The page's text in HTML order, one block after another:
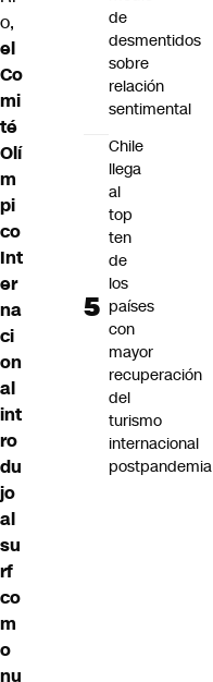
o,
el
Co
mi
té
Olí
m
pi
co
Int
er
na
ci
on
al
int
ro
du
jo
al
su
rf
co
m
o
nu
de
desmentidos
sobre
relación
sentimental
Chile
llega
al
top
ten
de
los
países
con
mayor
recuperación
del
turismo
internacional
postpandemia